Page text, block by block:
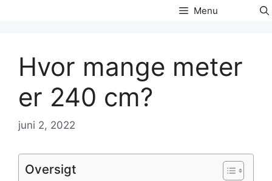
Menu
Hvor mange meter
er 240 cm?
juni 2, 2022
Oversigt